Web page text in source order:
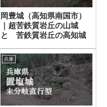
岡豊城（高知県南国市）
｜超苦鉄質岩丘の山城
と 苦鉄質岩丘の高知城
兵庫